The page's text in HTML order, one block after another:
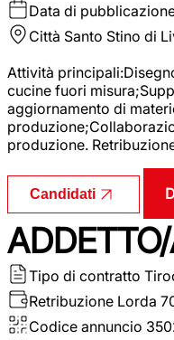
Data di
Città Santo Stino di
Attività
cucine fuori
aggiornamento di
produzione.
Candidati
Tipo di contratto
Retribuzione Lorda
Codice annuncio